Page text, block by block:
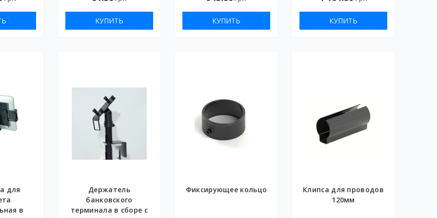
КУПИТЬ КУПИТЬ КУПИТЬ
для
в
Держатель
банковского
терминала в сборе с
Фиксирующее кольцо
Клипса для проводов
120мм